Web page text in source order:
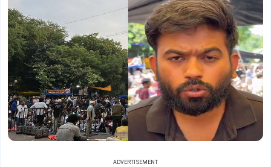
ADVERTISEMENT